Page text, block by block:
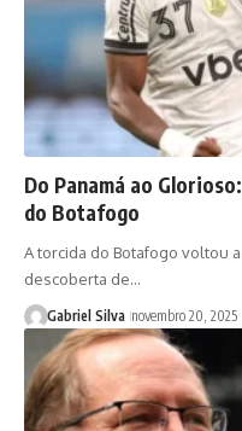
Do Panamá ao
do Botafogo
A torcida do Botafogo voltou
descoberta de…
Gabriel Silva novembro 20, 2025